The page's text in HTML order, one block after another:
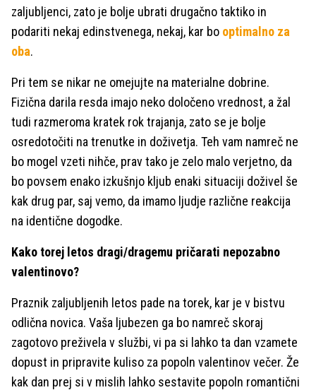
zaljubljenci, zato je bolje ubrati drugačno taktiko in
podariti nekaj edinstvenega, nekaj, kar bo optimalno za
oba.
Pri tem se nikar ne omejujte na materialne dobrine.
Fizična darila resda imajo neko določeno vrednost, a žal
tudi razmeroma kratek rok trajanja, zato se je bolje
osredotočiti na trenutke in doživetja. Teh vam namreč ne
bo mogel vzeti nihče, prav tako je zelo malo verjetno, da
bo povsem enako izkušnjo kljub enaki situaciji doživel še
kak drug par, saj vemo, da imamo ljudje različne reakcija
na identične dogodke.
Kako torej letos dragi/dragemu pričarati nepozabno
valentinovo?
Praznik zaljubljenih letos pade na torek, kar je v bistvu
odlična novica. Vaša ljubezen ga bo namreč skoraj
zagotovo preživela v službi, vi pa si lahko ta dan vzamete
dopust in pripravite kuliso za popoln valentinov večer. Že
kak dan prej si v mislih lahko sestavite popoln romantični